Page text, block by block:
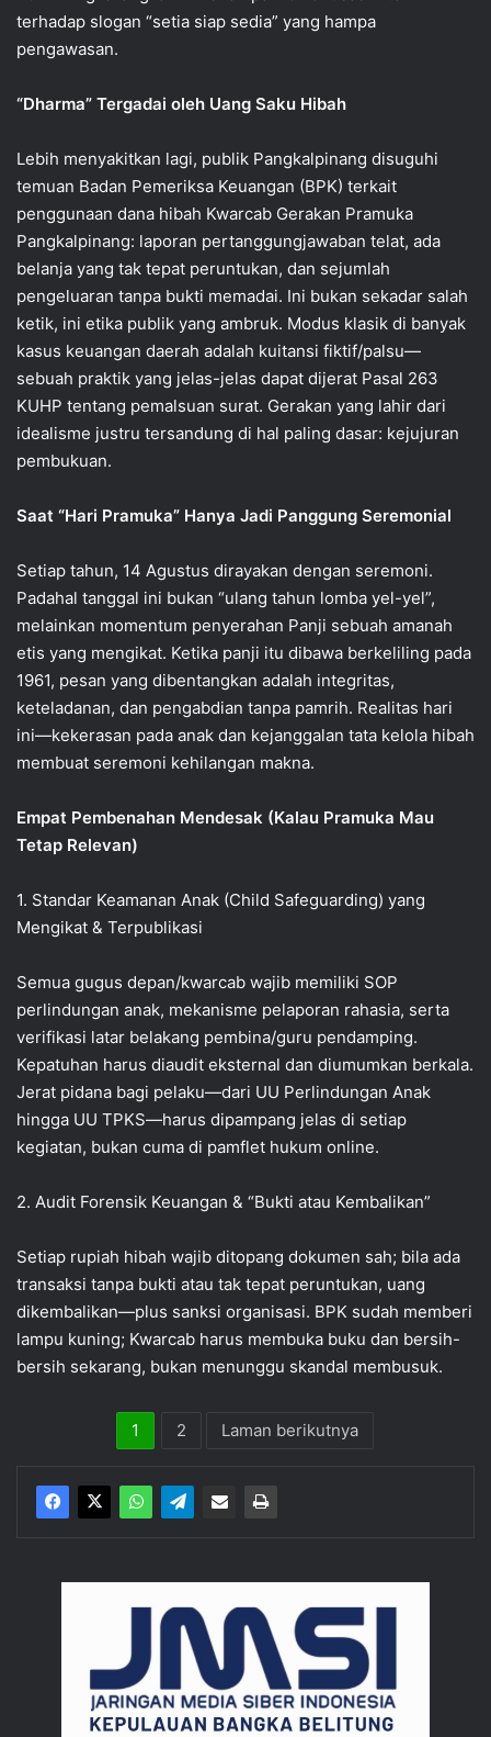
terhadap slogan “setia siap sedia” yang hampa
pengawasan.
‎“Dharma” Tergadai oleh Uang Saku Hibah
‎Lebih menyakitkan lagi, publik Pangkalpinang disuguhi
temuan Badan Pemeriksa Keuangan (BPK) terkait
penggunaan dana hibah Kwarcab Gerakan Pramuka
Pangkalpinang: laporan pertanggungjawaban telat, ada
belanja yang tak tepat peruntukan, dan sejumlah
pengeluaran tanpa bukti memadai. Ini bukan sekadar salah
ketik, ini etika publik yang ambruk. Modus klasik di banyak
kasus keuangan daerah adalah kuitansi fiktif/palsu—
sebuah praktik yang jelas-jelas dapat dijerat Pasal 263
KUHP tentang pemalsuan surat. Gerakan yang lahir dari
idealisme justru tersandung di hal paling dasar: kejujuran
pembukuan.
‎Saat “Hari Pramuka” Hanya Jadi Panggung Seremonial
‎‎Setiap tahun, 14 Agustus dirayakan dengan seremoni.
Padahal tanggal ini bukan “ulang tahun lomba yel-yel”,
melainkan momentum penyerahan Panji sebuah amanah
etis yang mengikat. Ketika panji itu dibawa berkeliling pada
1961, pesan yang dibentangkan adalah integritas,
keteladanan, dan pengabdian tanpa pamrih. Realitas hari
ini—kekerasan pada anak dan kejanggalan tata kelola hibah
membuat seremoni kehilangan makna.
‎Empat Pembenahan Mendesak (Kalau Pramuka Mau
Tetap Relevan)
‎1. Standar Keamanan Anak (Child Safeguarding) yang
Mengikat & Terpublikasi
‎Semua gugus depan/kwarcab wajib memiliki SOP
perlindungan anak, mekanisme pelaporan rahasia, serta
verifikasi latar belakang pembina/guru pendamping.
Kepatuhan harus diaudit eksternal dan diumumkan berkala.
Jerat pidana bagi pelaku—dari UU Perlindungan Anak
hingga UU TPKS—harus dipampang jelas di setiap
kegiatan, bukan cuma di pamflet hukum online.
‎‎2. Audit Forensik Keuangan & “Bukti atau Kembalikan”
‎Setiap rupiah hibah wajib ditopang dokumen sah; bila ada
transaksi tanpa bukti atau tak tepat peruntukan, uang
dikembalikan—plus sanksi organisasi. BPK sudah memberi
lampu kuning; Kwarcab harus membuka buku dan bersih-
bersih sekarang, bukan menunggu skandal membusuk.
1 2 Laman berikutnya